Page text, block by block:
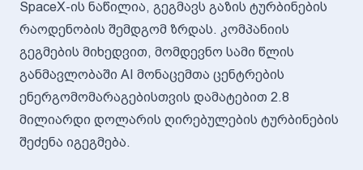
SpaceX-ის ნაწილია, გეგმავს გაზის ტურბინების
რაოდენობის შემდგომ ზრდას. კომპანიის
გეგმების მიხედვით, მომდევნო სამი წლის
განმავლობაში AI მონაცემთა ცენტრების
ენერგომომარაგებისთვის დამატებით 2.8
მილიარდი დოლარის ღირებულების ტურბინების
შეძენა იგეგმება.